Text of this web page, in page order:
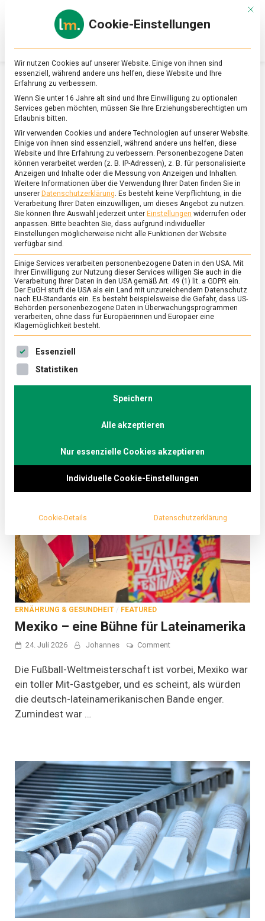
Online-
Magazin
zu
&
Ernährung
ERNÄHRUNG & GESUNDHEIT
ERNÄHRUNG & GESUNDHEIT /FEATURED
Tag der Lebensmittelvielfalt 2026: Eine
Website, ein Markt, viele Perspektiven
31. Juli 2026
2026:
Perspektiven
Der Lebensmittelverband feiert am 31. Juli den Tag
der Lebensmittelvielfalt und hat dafür in diesem Jahr
einiges vorbereitet: einen interaktiven …
ERNÄHRUNG & GESUNDHEIT / FEATURED
Mexiko – eine Bühne für Lateinamerika
24. Juli 2026 Johannes Commenton
eine
Bühne
für
Die Fußball-Weltmeisterschaft ist vorbei, Mexiko war
ein toller Mit-Gastgeber, und es scheint, als würden
die deutsch-lateinamerikanischen Bande enger.
Zumindest war …
Mit
Cookie-Einstellungen
Wir nutzen Cookies auf unserer Website. Einige von ihnen sind
essenziell, während andere uns helfen, diese Website und Ihre
Erfahrung zu verbessern.
Wenn Sie unter 16 Jahre alt sind und Ihre Einwilligung zu optionalen
Services geben möchten, müssen Sie Ihre Erziehungsberechtigten um
Erlaubnis bitten.
Wir verwenden Cookies und andere Technologien auf unserer Website.
Einige von ihnen sind essenziell, während andere uns helfen, diese
Website und Ihre Erfahrung zu verbessern. Personenbezogene Daten
können verarbeitet werden (z. B. IP-Adressen), z. B. für personalisierte
Anzeigen und Inhalte oder die Messung von Anzeigen und Inhalten.
Weitere Informationen über die Verwendung Ihrer Daten finden Sie in
unserer Datenschutzerklärung. Es besteht keine Verpflichtung, in die
Verarbeitung Ihrer Daten einzuwilligen, um dieses Angebot zu nutzen.
Sie können Ihre Auswahl jederzeit unter Einstellungen widerrufen oder
anpassen. Bitte beachten Sie, dass aufgrund individueller
Einstellungen möglicherweise nicht alle Funktionen der Website
verfügbar sind.
Einige Services verarbeiten personenbezogene Daten in den USA. Mit
Ihrer Einwilligung zur Nutzung dieser Services willigen Sie auch in die
Verarbeitung Ihrer Daten in den USA gemäß Art. 49 (1) lit. a GDPR ein.
Der EuGH stuft die USA als ein Land mit unzureichendem Datenschutz
nach EU-Standards ein. Es besteht beispielsweise die Gefahr, dass US-
Behörden personenbezogene Daten in Überwachungsprogrammen
verarbeiten, ohne dass für Europäerinnen und Europäer eine
Klagemöglichkeit besteht.
Es folgt eine Liste der Service-Gruppen, für die eine
Essenziell
Statistiken
Speichern
Alle akzeptieren
Nur essenzielle Cookies akzeptieren
Individuelle Cookie-Einstellungen
Cookie-Details Datenschutzerklärung